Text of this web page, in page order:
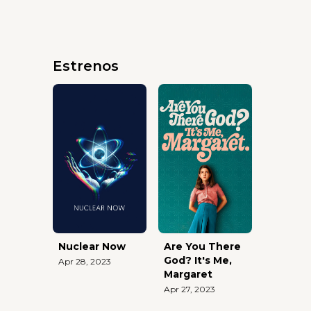
Estrenos
Nuclear Now
Apr 28, 2023
Are You There
God? It's Me,
Margaret
Apr 27, 2023